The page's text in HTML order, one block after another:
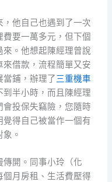
他自己也遇到了一次
要一萬多元，但下個
。他想起陳經理曾說
借款，流程簡單又安
鋪，辦理了三重機車
到半小時，而且陳經理
投保失竊險，您隨時
得自己被當作一個有
。
開。同事小玲（化
月房租、生活費壓得